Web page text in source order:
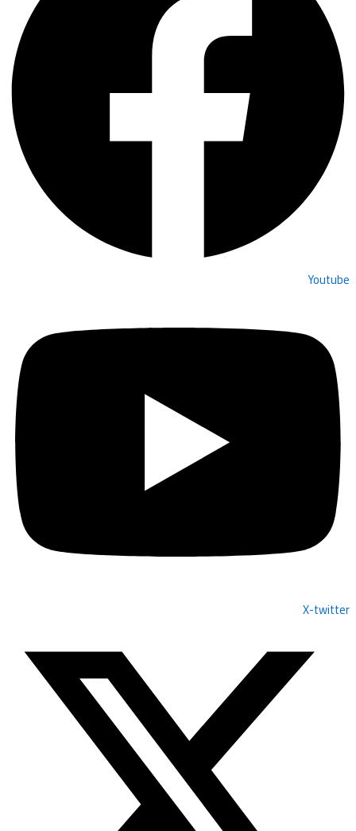
Youtube
X-twitter